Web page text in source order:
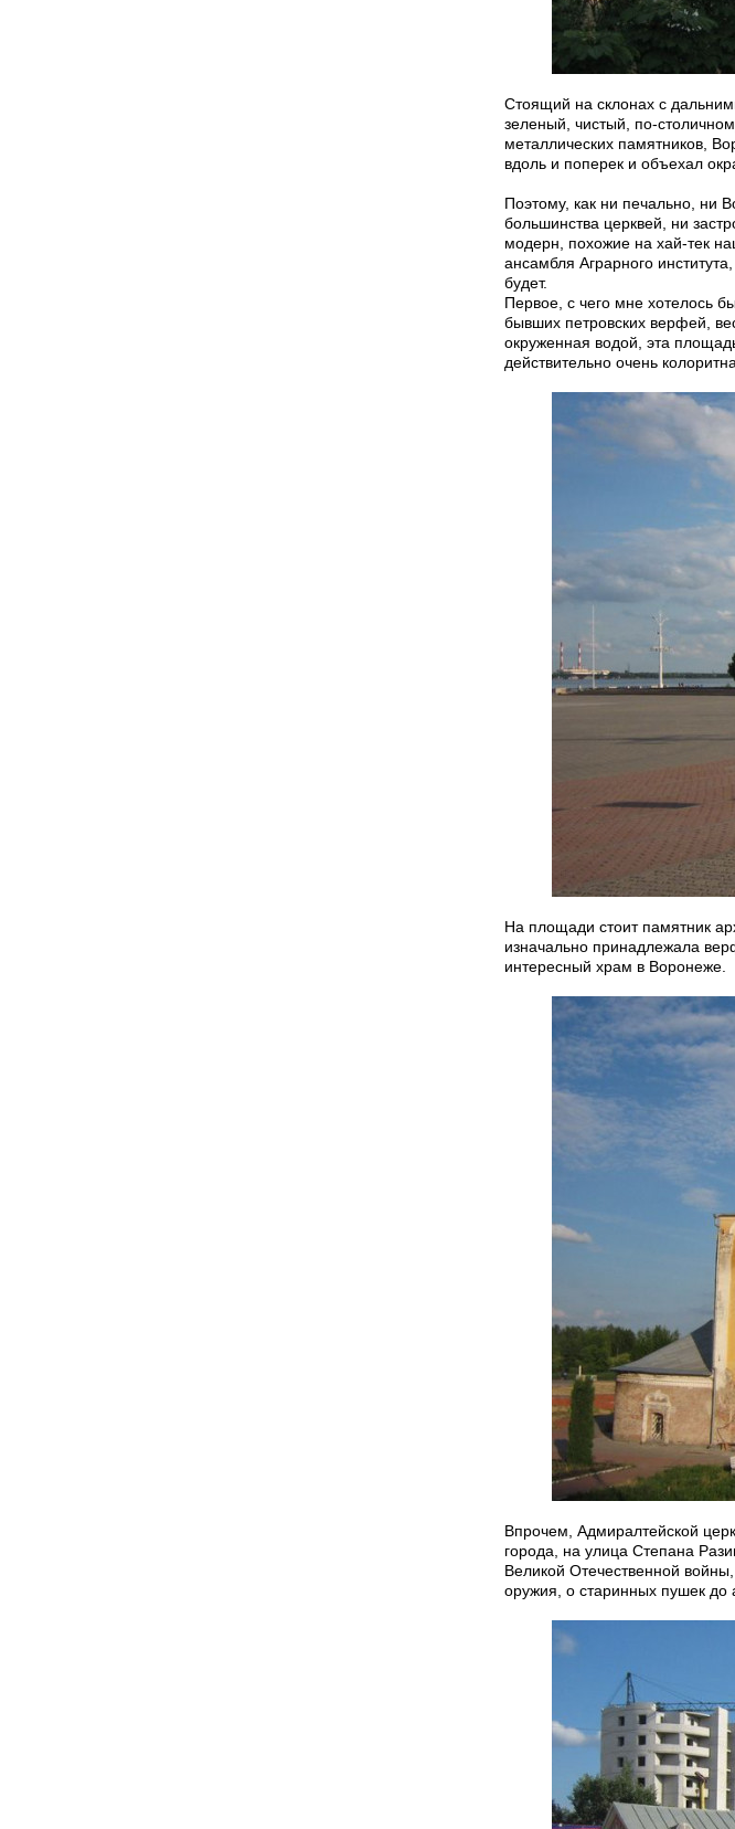
Стоящий на склонах с
зеленый, чистый, по-
металлических памятников,
вдоль и поперек и объехал
Поэтому, как ни печально, ни
большинства церквей, ни
модерн, похожие на хай-тек
ансамбля Аграрного
будет.
Первое, с чего мне хотелось
бывших петровских верфей,
окруженная водой, эта
действительно очень
На площади стоит памятник
изначально принадлежала
интересный храм в Воронеже.
Впрочем, Адмиралтейской
города, на улица Степана
Великой Отечественной
оружия, о старинных пушек до